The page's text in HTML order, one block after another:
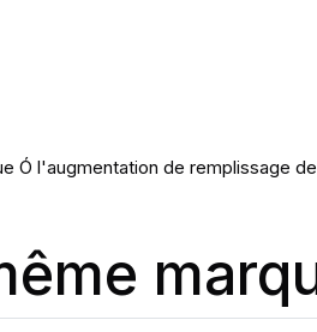
Ó l'augmentation de remplissage